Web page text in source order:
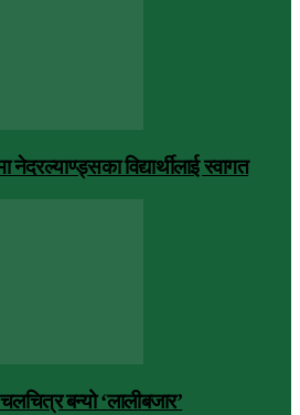
नेदरल्याण्ड्सका विद्यार्थीलाई स्वागत
बन्यो ‘लालीबजार’